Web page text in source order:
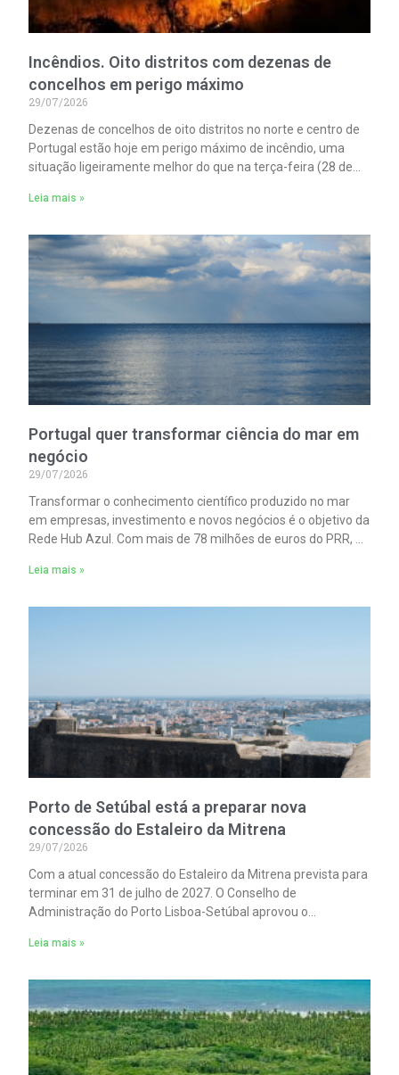
Incêndios. Oito distritos com dezenas de
concelhos em perigo máximo
29/07/2026
Dezenas de concelhos de oito distritos no norte e centro de
Portugal estão hoje em perigo máximo de incêndio, uma
situação ligeiramente melhor do que na terça-feira (28 de
Leia mais »
Portugal quer transformar ciência do mar em
negócio
29/07/2026
Transformar o conhecimento científico produzido no mar
em empresas, investimento e novos negócios é o objetivo da
Rede Hub Azul. Com mais de 78 milhões de euros do PRR, a
capital para acelerar essa transição.
Leia mais »
Porto de Setúbal está a preparar nova
concessão do Estaleiro da Mitrena
29/07/2026
Com a atual concessão do Estaleiro da Mitrena prevista para
terminar em 31 de julho de 2027. O Conselho de
Administração do Porto Lisboa-Setúbal aprovou o
contratação de estudos especializados. Necessários à
Leia mais »